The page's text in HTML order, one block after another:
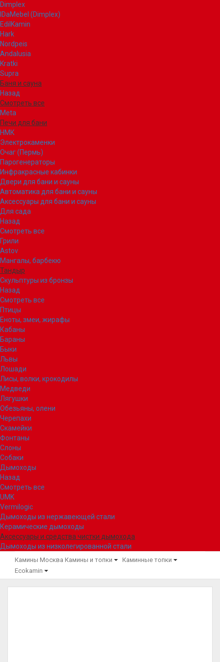
Dimplex
IDaMebel (Dimplex)
EdilKamin
Hark
Nordpeis
Andalusia
Kratki
Supra
Баня и сауна
Назад
Смотреть все
Meta
Печи для бани
НМК
Электрокаменки
Очаг (Пермь)
Парогенераторы
Инфракрасные кабинки
Двери для бани и сауны
Автоматика для бани и сауны
Аксессуары для бани и сауны
Для сада
Назад
Смотреть все
Грили
Astov
Мангалы, барбекю
Тандыр
Скульптуры из бронзы
Назад
Смотреть все
Птицы
Еноты, змеи, жирафы
Кабаны
Бараны
Быки
Львы
Лошади
Лисы, волки, крокодилы
Медведи
Лягушки
Обезьяны, олени
Черепахи
Скамейки
Фонтаны
Слоны
Собаки
Дымоходы
Назад
Смотреть все
UMK
Vermilogic
Дымоходы из нержавеющей стали
Керамические дымоходы
Аксессуары и средства чистки дымохода
Дымоходы из низколегированной стали
Камины Москва Камины и топки
Каминные топки
Ecokamin